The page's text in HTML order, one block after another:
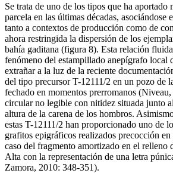
Se trata de uno de los tipos que ha aportado
parcela en las últimas décadas, asociándose
tanto a contextos de producción como de
ahora restringida la dispersión de los
bahía gaditana (figura 8). Esta relación
fenómeno del estampillado anepígrafo local
extrañar a la luz de la reciente
del tipo precursor T-12111/2 en un pozo de
fechado en momentos prerromanos
circular no legible con nitidez situada junto
altura de la carena de los hombros.
estas T-12111/2 han proporcionado uno de
grafitos epigráficos realizados precocción
caso del fragmento amortizado en el relleno
Alta con la representación de una letra
Zamora, 2010: 348-351).